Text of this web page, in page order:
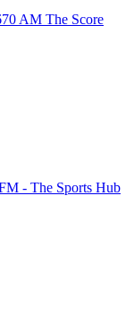
AM The Score
- The Sports Hub